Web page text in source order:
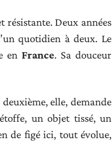
résistante. Deux années
quotidien à deux. Le
en France. Sa douceur
elle, demande
un objet tissé, un
de figé ici, tout évolue,